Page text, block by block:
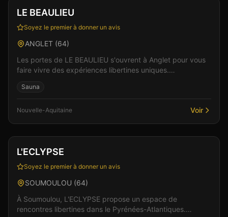
LE BEAULIEU
Soyez le premier à donner un avis
ANGLET (64)
Les portes de LE BEAULIEU s'ouvrent à Anglet pour vous
faire vivre des expériences libertines uniques.
Sauna
Nouvelle-Aquitaine Voir
Club
L'ECLYPSE
Soyez le premier à donner un avis
SOUMOULOU (64)
À Soumoulou, L'ECLYPSE propose un espace de
rencontres libertines dans le Pyrénées-Atlantiques.